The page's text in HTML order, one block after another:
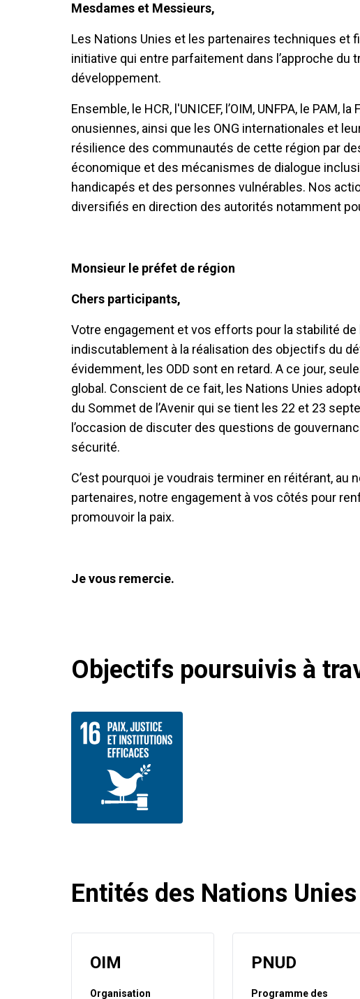
Mesdames et Messieurs,
Les Nations Unies et les partenaires techniques
initiative qui entre parfaitement dans l’approche du
développement.
Ensemble, le HCR, l'UNICEF, l’OIM, UNFPA, le PAM,
onusiennes, ainsi que les ONG internationales et
résilience des communautés de cette région par
économique et des mécanismes de dialogue
handicapés et des personnes vulnérables. Nos
diversifiés en direction des autorités notamment
Monsieur le préfet de région
Chers participants,
Votre engagement et vos efforts pour la stabilité
indiscutablement à la réalisation des objectifs du
évidemment, les ODD sont en retard. A ce jour,
global. Conscient de ce fait, les Nations Unies
du Sommet de l’Avenir qui se tient les 22 et 23
l’occasion de discuter des questions de
sécurité.
C’est pourquoi je voudrais terminer en réitérant,
partenaires, notre engagement à vos côtés pour
promouvoir la paix.
Je vous remercie.
Objectifs poursuivis à
Entités des Nations
OIM
Organisation
PNUD
Programme des